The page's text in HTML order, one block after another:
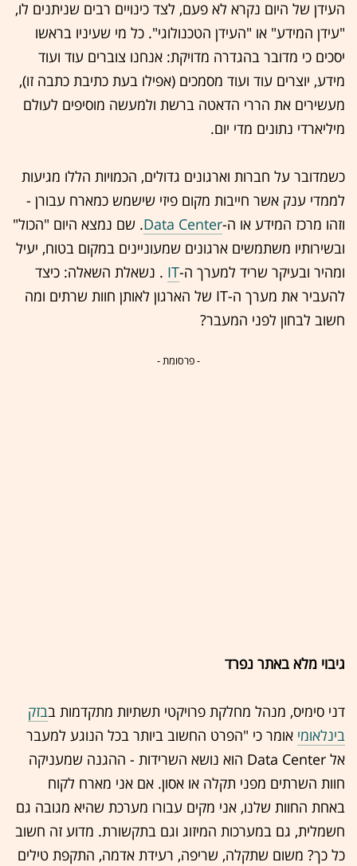
העידן של היום נקרא לא פעם, לצד כינויים רבים שניתנים לו,
"עידן המידע" או "העידן הטכנולוגי". כל מי שעיניו בראשו
יסכים כי מדובר בהגדרה מדויקת: אנחנו צוברים עוד ועוד
מידע, יוצרים עוד ועוד מסמכים (אפילו בעת כתיבת כתבה זו),
מעשירים את הררי הדאטה ברשת ולמעשה מוסיפים לעולם
מיליארדי נתונים מדי יום.
כשמדובר על חברות וארגונים גדולים, הכמויות הללו מגיעות
לממדי ענק אשר חייבות מקום פיזי שישמש כמארח עבורן -
וזהו מרכז המידע או ה-Data Center. שם נמצא היום "הכול"
ובשירותיו משתמשים ארגונים שמעוניינים במקום בטוח, יעיל
ומהיר ובעיקר שריד למערך ה-IT . נשאלת השאלה: כיצד
להעביר את מערך ה-IT של הארגון לאותן חוות שרתים ומה
חשוב לבחון לפני המעבר?
- פרסומת -
גיבוי מלא באתר נפרד
דני סימיס, מנהל מחלקת פרויקטי תשתיות מתקדמות בבזק
בינלאומי אומר כי "הפרט החשוב ביותר בכל הנוגע למעבר
אל Data Center הוא נושא השרידות - ההגנה שמעניקה
חוות השרתים מפני תקלה או אסון. אם אני מארח לקוח
באחת החוות שלנו, אני מקים עבורו מערכת שהיא מגובה גם
חשמלית, גם במערכות המיזוג וגם בתקשורת. מדוע זה חשוב
כל כך? משום שתקלה, שריפה, רעידת אדמה, התקפת טילים